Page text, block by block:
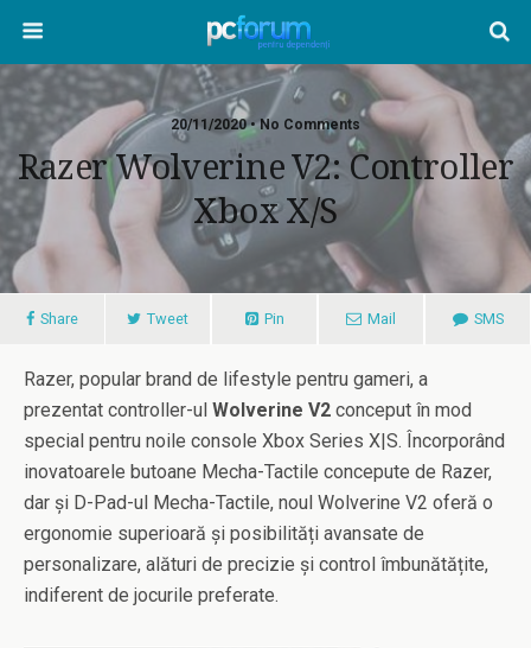
20/11/2020 • No Comments
Razer Wolverine V2: Controller
Xbox X/S
Share Tweet Pin Mail SMS
Razer, popular brand de lifestyle pentru gameri, a
prezentat controller-ul Wolverine V2 conceput în mod
special pentru noile console Xbox Series X|S. Încorporând
inovatoarele butoane Mecha-Tactile concepute de Razer,
dar și D-Pad-ul Mecha-Tactile, noul Wolverine V2 oferă o
ergonomie superioară și posibilități avansate de
personalizare, alături de precizie și control îmbunătățite,
indiferent de jocurile preferate.